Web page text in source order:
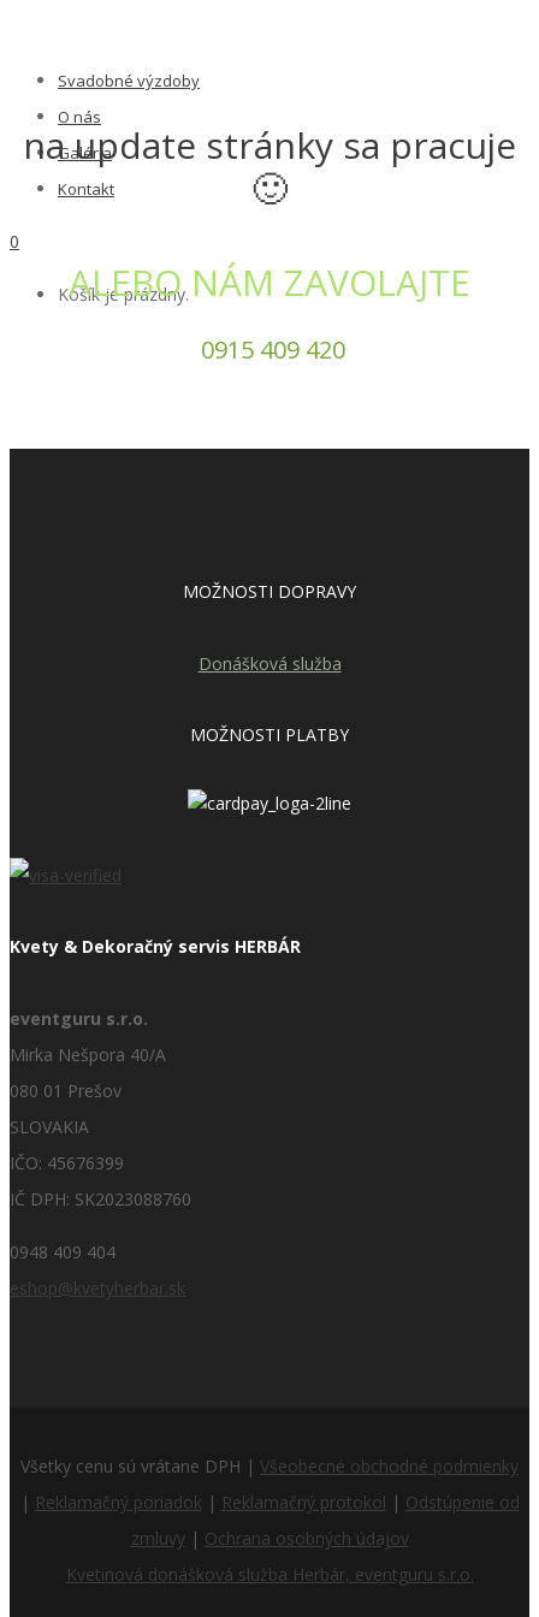
Svadobné výzdoby
O nás
Galéria
Kontakt
0
Košík je prázdny.
na update stránky sa pracuje
🙂
ALEBO NÁM ZAVOLAJTE
0915 409 420
MOŽNOSTI DOPRAVY
Donášková služba
MOŽNOSTI PLATBY
Kvety & Dekoračný servis HERBÁR
eventguru s.r.o.
Mirka Nešpora 40/A
080 01 Prešov
SLOVAKIA
IČO: 45676399
IČ DPH: SK2023088760
0948 409 404
eshop@kvetyherbar.sk
Všetky cenu sú vrátane DPH | Všeobecné obchodné podmienky
| Reklamačný poriadok | Reklamačný protokol | Odstúpenie od
zmluvy| Ochrana osobných údajov
Kvetinová donášková služba Herbár, eventguru s.r.o.